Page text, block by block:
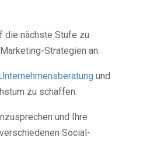
die nächste Stufe zu
Strategien an.
und
zu schaffen.
und Ihre
Social-